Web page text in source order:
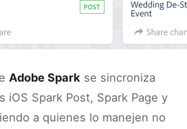
Adobe Spark se sincroniza
iOS Spark Post, Spark Page y
a quienes lo manejen no